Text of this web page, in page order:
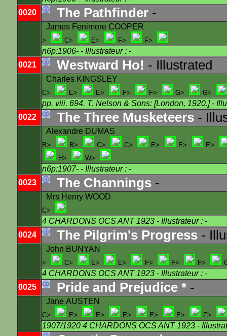
0020
The Pathfinder -
James Fenimore COOPER
> C> E> F> F>
n6p:1906- - Illustrateur : -
0021
Westward Ho! - Illustrated
Charles KINGSLEY
C> E> E> F> F> G> G>
pp. viii. 694. T. Nelson & Sons: [London, 1920.]-
0022
The Three Musketeers -
Alexandre DUMAS
B> B> C> C> E> E>
E>
H>
W>
n6p:1907- - Illustrateur : -
0023
The Channings -
Mrs Henry WOOD
C>
4 CHARDONS OCS ANT 1923 - Illustrateur : -
0024
The Pilgrim's Progress -
John BUNYAN
> C> E> E> F> F> F>
4 CHARDONS OCS ANT 1923 - Illustrateur : -
0025
Pride and Prejudice * -
Jane AUSTEN
C> E> E> E> E> E> F>
1907/1920 4 CHARDONS OCS ANT 1923 -